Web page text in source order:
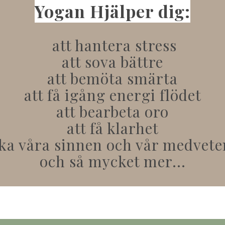
Yogan Hjälper dig:
att hantera stress
att sova bättre
att bemöta smärta
att få igång energi flödet
att bearbeta oro
att få klarhet
våra sinnen och vår
och så mycket mer...